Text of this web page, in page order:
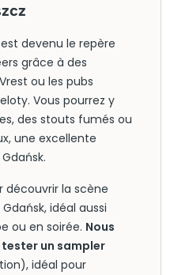
est devenu le repère
grâce à des
ou les pubs
Vous pourrez y
des stouts fumés ou
une excellente
découvrir la scène
idéal aussi
ou en soirée. Nous
un sampler
idéal pour